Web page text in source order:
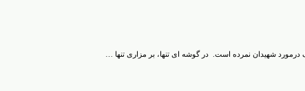
شهیدان نمرده است. در گوشه ای تنها، بر مزاری تنها …